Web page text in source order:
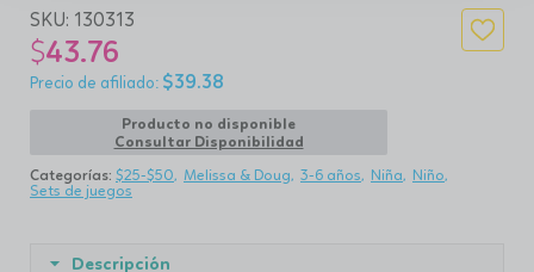
SKU: 130313
$43.76
$39.38
Producto no disponible
Consultar Disponibilidad
Categorías: $25-$50 Melissa & Doug 3-6 años Niña
Niño
Sets de juegos
Descripción